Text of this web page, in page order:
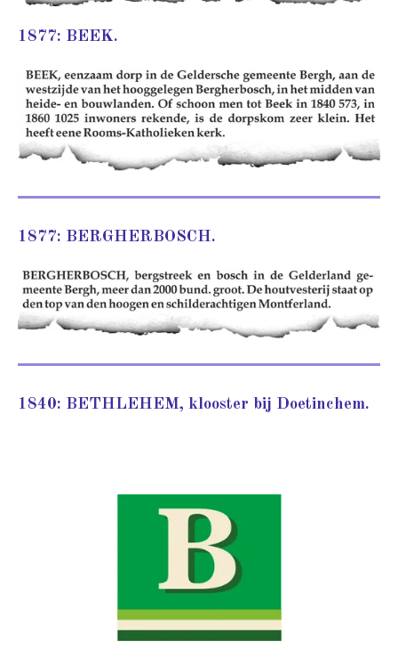
1877: BEEK.
1877: BERGHERBOSCH.
1840: BETHLEHEM, klooster bij Doetinchem.